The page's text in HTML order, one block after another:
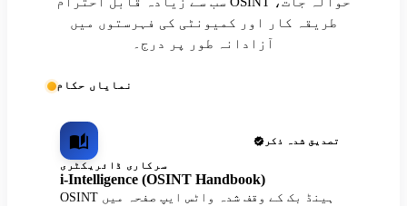
طریقہ کار اور کمیونٹی کی فہرستوں میں
آزادانہ طور پر درج۔
نمایاں حکام
تصدیق شدہ ذکر
سرکاری ڈائریکٹری
i-Intelligence (OSINT Handbook)
OSINT ہینڈ بک کے وقف شدہ واٹس ایپ صفحہ میں